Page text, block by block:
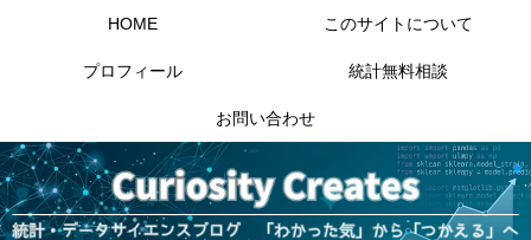
HOME このサイトについて
プロフィール 統計無料相談
お問い合わせ